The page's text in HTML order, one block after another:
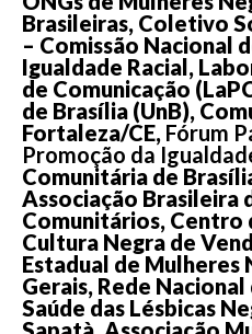
Brasileiras, Coletivo
– Comissão Nacional
Igualdade Racial,
de Comunicação
de Brasília (UnB),
Fortaleza/CE, Fórum
Promoção da
Comunitária de
Associação Brasileira
Comunitários, Centro
Cultura Negra de
Estadual de Mulheres
Gerais, Rede
Saúde das Lésbicas